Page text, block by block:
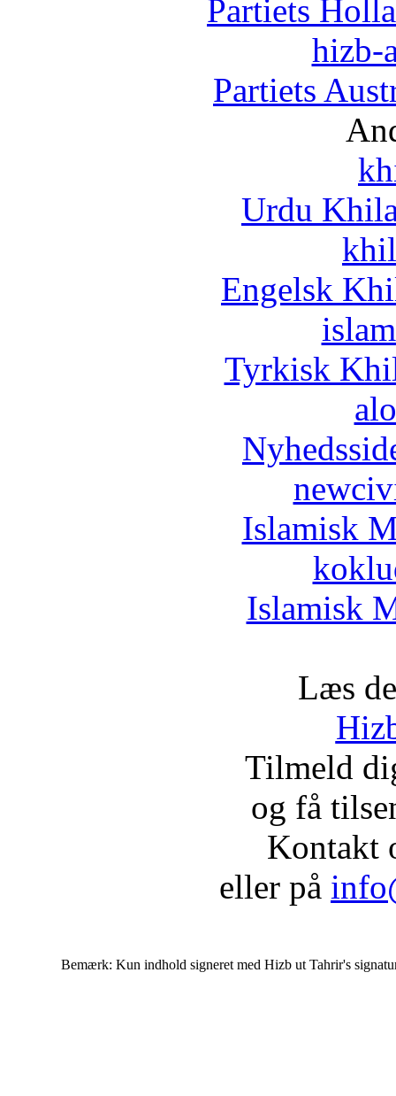
Partiets
hizb-
Partiets
Urdu
Engelsk
Tyrkisk
Islamisk
Islamisk
Læs
Tilmeld
og få
Kontakt
eller på
Bemærk: Kun indhold signeret med Hizb ut Tahrir's